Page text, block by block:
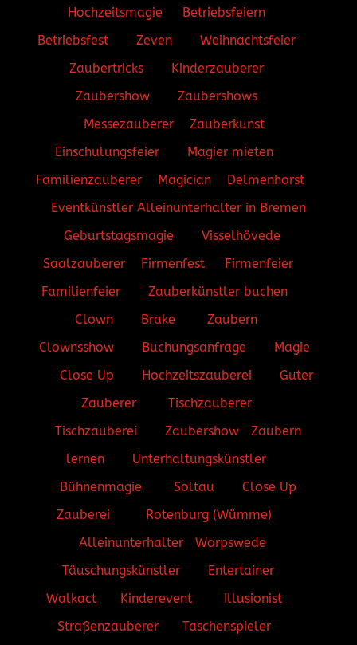
Hochzeitsmagie
Betriebsfeiern
Betriebsfest
Zeven
Weihnachtsfeier
Zaubertricks
Kinderzauberer
Zaubershow
Zaubershows
Messezauberer
Zauberkunst
Einschulungsfeier
Magier mieten
Familienzauberer
Magician
Delmenhorst
EventkünstlerAlleinunterhalter in Bremen
Geburtstagsmagie
Visselhövede
Saalzauberer
Firmenfest
Firmenfeier
Familienfeier
Zauberkünstler buchen
Clown
Brake
Zaubern
Clownsshow
Buchungsanfrage
Magie
Close Up
Hochzeitszauberei
Guter
Zauberer
Tischzauberer
Tischzauberei
Zaubershow
Zaubern
lernen
Unterhaltungskünstler
Bühnenmagie
Soltau
Close Up
Zauberei
Rotenburg (Wümme)
Alleinunterhalter
Worpswede
Täuschungskünstler
Entertainer
Walkact
Kinderevent
Illusionist
Straßenzauberer
Taschenspieler